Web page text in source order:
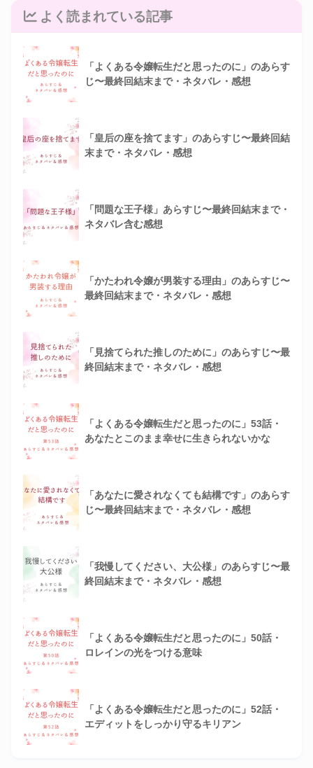
よく読まれている記事
「よくある令嬢転生だと思ったのに」のあらす
じ〜最終回結末まで・ネタバレ・感想
「皇后の座を捨てます」のあらすじ〜最終回結
末まで・ネタバレ・感想
「問題な王子様」あらすじ〜最終回結末まで・
ネタバレ含む感想
「かたわれ令嬢が男装する理由」のあらすじ〜
最終回結末まで・ネタバレ・感想
「見捨てられた推しのために」のあらすじ〜最
終回結末まで・ネタバレ・感想
「よくある令嬢転生だと思ったのに」53話・
あなたとこのまま幸せに生きられないかな
「あなたに愛されなくても結構です」のあらす
じ〜最終回結末まで・ネタバレ・感想
「我慢してください、大公様」のあらすじ〜最
終回結末まで・ネタバレ・感想
「よくある令嬢転生だと思ったのに」50話・
ロレインの光をつける意味
「よくある令嬢転生だと思ったのに」52話・
エディットをしっかり守るキリアン